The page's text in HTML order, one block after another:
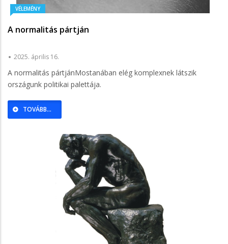
VÉLEMÉNY
A normalitás pártján
2025. április 16.
A normalitás pártjánMostanában elég komplexnek látszik
országunk politikai palettája.
TOVÁBB...